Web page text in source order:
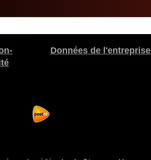
Données de l'entreprise